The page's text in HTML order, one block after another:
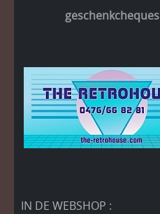
geschenkcheques
IN DE WEBSHOP :